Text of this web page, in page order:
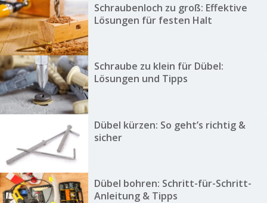
Schraubenloch zu groß: Effektive
Lösungen für festen Halt
Schraube zu klein für Dübel:
Lösungen und Tipps
Dübel kürzen: So geht’s richtig &
sicher
Dübel bohren: Schritt-für-Schritt-
Anleitung & Tipps